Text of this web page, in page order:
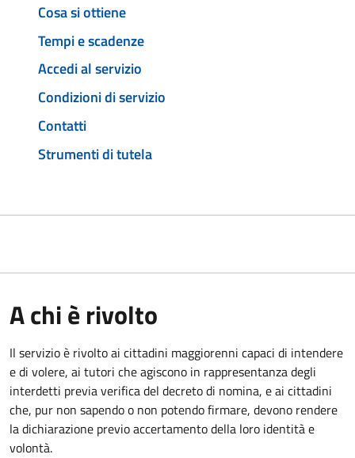
Cosa si ottiene
Tempi e scadenze
Accedi al servizio
Condizioni di servizio
Contatti
Strumenti di tutela
A chi è rivolto
Il servizio è rivolto ai cittadini maggiorenni capaci di intendere
e di volere, ai tutori che agiscono in rappresentanza degli
interdetti previa verifica del decreto di nomina, e ai cittadini
che, pur non sapendo o non potendo firmare, devono rendere
la dichiarazione previo accertamento della loro identità e
volontà.